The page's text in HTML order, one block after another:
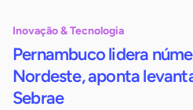
Inovação & Tecnologia
Pernambuco lidera
Nordeste, aponta
Sebrae